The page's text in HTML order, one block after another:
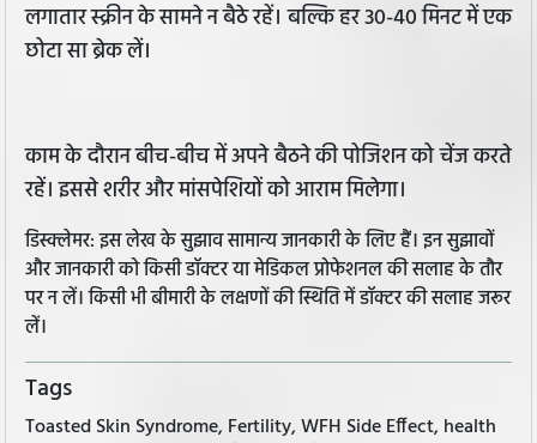
लगातार स्क्रीन के सामने न बैठे रहें। बल्कि हर 30-40 मिनट में एक
छोटा सा ब्रेक लें।
काम के दौरान बीच-बीच में अपने बैठने की पोजिशन को चेंज करते
रहें। इससे शरीर और मांसपेशियों को आराम मिलेगा।
डिस्क्लेमर: इस लेख के सुझाव सामान्य जानकारी के लिए हैं। इन सुझावों
और जानकारी को किसी डॉक्टर या मेडिकल प्रोफेशनल की सलाह के तौर
पर न लें। किसी भी बीमारी के लक्षणों की स्थिति में डॉक्टर की सलाह जरूर
लें।
Tags
Toasted Skin Syndrome, Fertility, WFH Side Effect, health